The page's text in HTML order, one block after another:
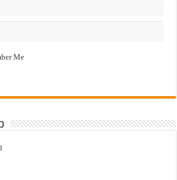
Me